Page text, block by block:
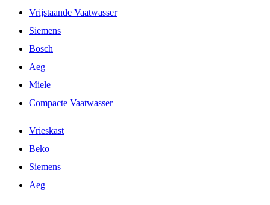
Vrijstaande Vaatwasser
Siemens
Bosch
Aeg
Miele
Compacte Vaatwasser
Vrieskast
Beko
Siemens
Aeg